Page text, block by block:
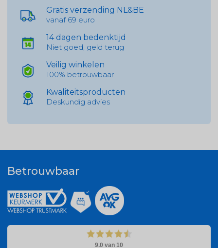
Gratis verzending NL&BE
vanaf 69 euro
14 dagen bedenktijd
Niet goed, geld terug
Veilig winkelen
100% betrouwbaar
Kwaliteitsproducten
Deskundig advies
Betrouwbaar